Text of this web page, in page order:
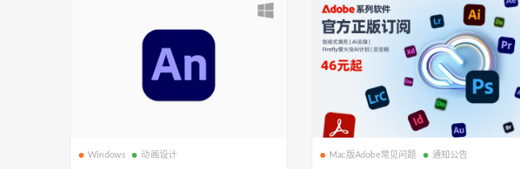
Windows 动画设计 Mac版Adobe常见问题 通知公告